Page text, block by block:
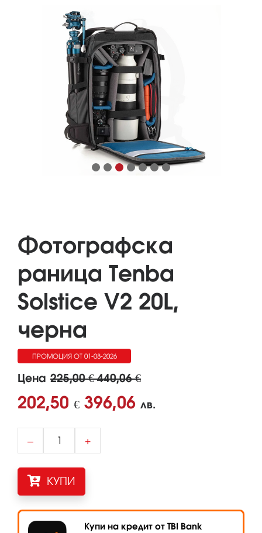
Фотографска
раница Tenba
Solstice V2 20L,
черна
ПРОМОЦИЯ ОТ 01-08-2026
ДО 01-09-2026
Цена 225,00 € 440,06 €
202,50 € 396,06 лв.
– +
КУПИ
Купи на кредит от TBI Bank